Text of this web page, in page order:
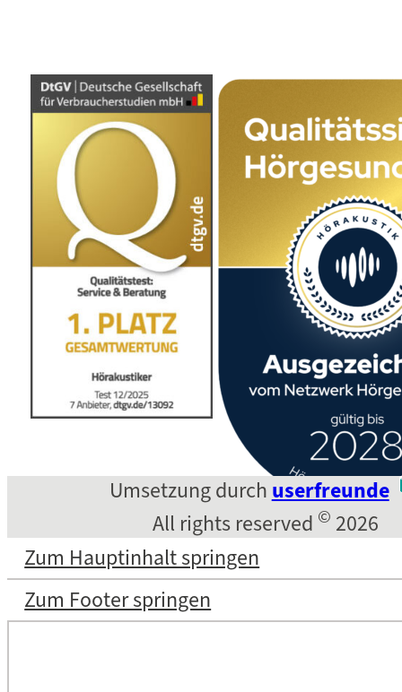
Zum Hauptinhalt springen
Zum Footer springen
Umsetzung durch userfreunde
All rights reserved © 2026